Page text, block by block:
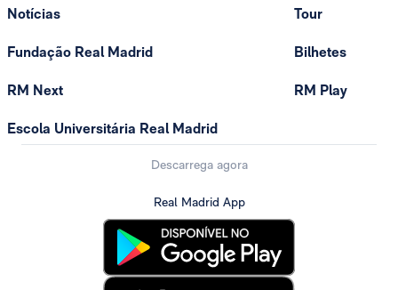
Notícias
Fundação Real Madrid
RM Next
Escola Universitária Real Madrid
Tour
Bilhetes
RM Play
Descarrega agora
Real Madrid App